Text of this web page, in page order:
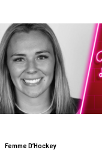
Femme D’Hockey